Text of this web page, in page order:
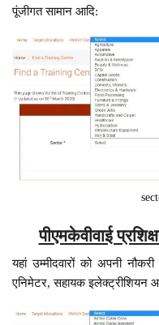
पूंजीगत सामान आदि:
पीएमकेवीवाई
यहां उम्मीदवारों को अपनी
एनिमेटर, सहायक इलेक्ट्रीशियन